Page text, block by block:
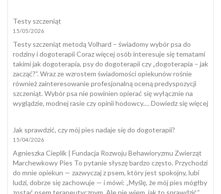
Testy szczeniąt
15/05/2026
Testy szczeniąt metodą Volhard – świadomy wybór psa do
rodziny i dogoterapii Coraz więcej osób interesuje się tematami
takimi jak dogoterapia, psy do dogoterapii czy „dogoterapia – jak
zacząć?”. Wraz ze wzrostem świadomości opiekunów rośnie
również zainteresowanie profesjonalną oceną predyspozycji
szczeniąt. Wybór psa nie powinien opierać się wyłącznie na
wyglądzie, modnej rasie czy opinii hodowcy.…Dowiedz się więcej:
Jak sprawdzić, czy mój pies nadaje się do dogoterapii?
15/04/2026
Agnieszka Cieplik | Fundacja Rozwoju Behawioryzmu Zwierząt
Marchewkowy Pies To pytanie słyszę bardzo często. Przychodzi
do mnie opiekun — zazwyczaj z psem, który jest spokojny, lubi
ludzi, dobrze się zachowuje — i mówi: „Myślę, że mój pies mógłby
zostać psem terapeutycznym. Ale nie wiem, jak to sprawdzić.”